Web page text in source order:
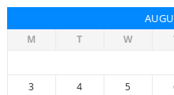
M T W
3
4 5